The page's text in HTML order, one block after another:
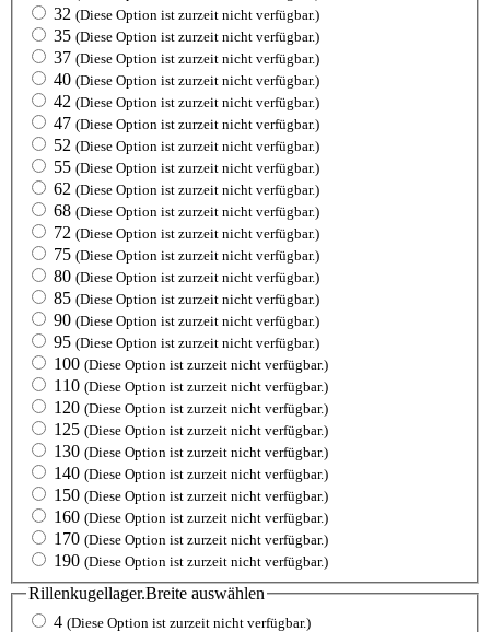
32 (Diese Option ist zurzeit nicht verfügbar.)
35 (Diese Option ist zurzeit nicht verfügbar.)
37 (Diese Option ist zurzeit nicht verfügbar.)
40 (Diese Option ist zurzeit nicht verfügbar.)
42 (Diese Option ist zurzeit nicht verfügbar.)
47 (Diese Option ist zurzeit nicht verfügbar.)
52 (Diese Option ist zurzeit nicht verfügbar.)
55 (Diese Option ist zurzeit nicht verfügbar.)
62 (Diese Option ist zurzeit nicht verfügbar.)
68 (Diese Option ist zurzeit nicht verfügbar.)
72 (Diese Option ist zurzeit nicht verfügbar.)
75 (Diese Option ist zurzeit nicht verfügbar.)
80 (Diese Option ist zurzeit nicht verfügbar.)
85 (Diese Option ist zurzeit nicht verfügbar.)
90 (Diese Option ist zurzeit nicht verfügbar.)
95 (Diese Option ist zurzeit nicht verfügbar.)
100 (Diese Option ist zurzeit nicht verfügbar.)
110 (Diese Option ist zurzeit nicht verfügbar.)
120 (Diese Option ist zurzeit nicht verfügbar.)
125 (Diese Option ist zurzeit nicht verfügbar.)
130 (Diese Option ist zurzeit nicht verfügbar.)
140 (Diese Option ist zurzeit nicht verfügbar.)
150 (Diese Option ist zurzeit nicht verfügbar.)
160 (Diese Option ist zurzeit nicht verfügbar.)
170 (Diese Option ist zurzeit nicht verfügbar.)
190 (Diese Option ist zurzeit nicht verfügbar.)
Rillenkugellager.Breite auswählen
4 (Diese Option ist zurzeit nicht verfügbar.)